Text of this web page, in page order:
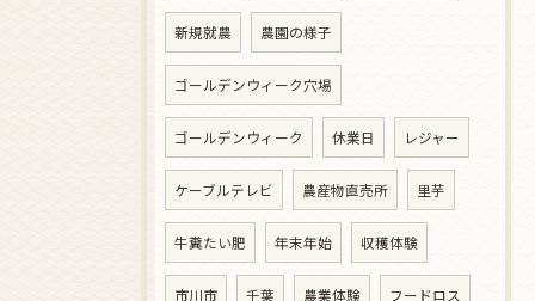
新規就農 農園の様子
ゴールデンウィーク穴場
ゴールデンウィーク 休業日 レジャー
ケーブルテレビ 農産物直売所 里芋
牛糞たい肥 年末年始 収穫体験
市川市 千葉 農業体験 フードロス